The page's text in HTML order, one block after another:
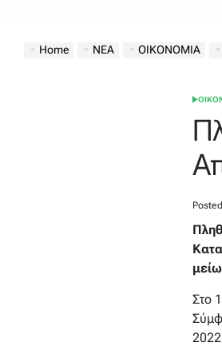
Home ΝΕΑ ΟΙΚΟΝΟΜΙΑ
Στο
2022